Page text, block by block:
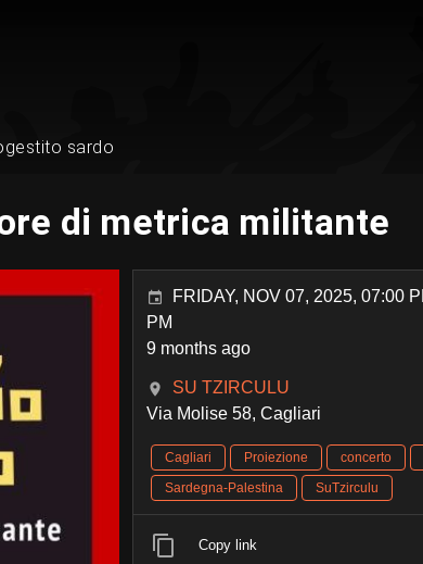
sardo
di metrica militante
FRIDAY, NOV 07, 2025, 07:00
PM
9 months ago
SU TZIRCULU
Via Molise 58, Cagliari
Cagliari Proiezione concerto
Sardegna-Palestina
SuTzirculu
Copy link